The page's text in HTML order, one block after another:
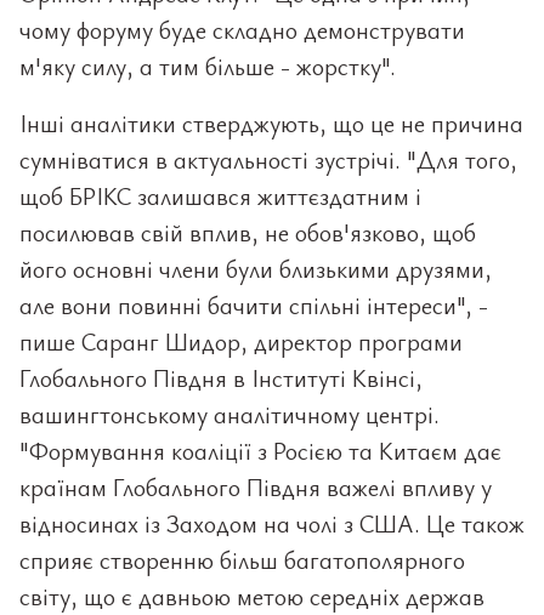
чому форуму буде складно демонструвати
м'яку силу, а тим більше - жорстку".
Інші аналітики стверджують, що це не причина
сумніватися в актуальності зустрічі. "Для того,
щоб БРІКС залишався життєздатним і
посилював свій вплив, не обов'язково, щоб
його основні члени були близькими друзями,
але вони повинні бачити спільні інтереси", -
пише Саранг Шидор, директор програми
Глобального Півдня в Інституті Квінсі,
вашингтонському аналітичному центрі.
"Формування коаліції з Росією та Китаєм дає
країнам Глобального Півдня важелі впливу у
відносинах із Заходом на чолі з США. Це також
сприяє створенню більш багатополярного
світу, що є давньою метою середніх держав